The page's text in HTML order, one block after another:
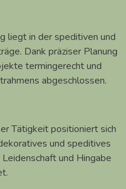
liegt in der speditiven und
Dank präziser Planung
termingerecht und
abgeschlossen.
Tätigkeit positioniert sich
und speditives
und Hingabe